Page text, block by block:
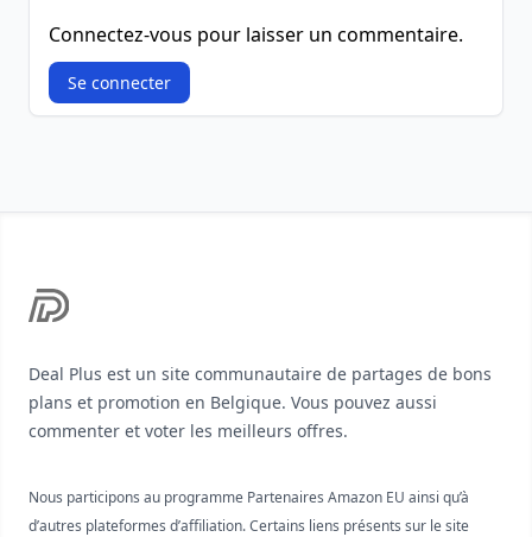
Connectez-vous pour laisser un commentaire.
Se connecter
Deal Plus est un site communautaire de partages de bons
plans et promotion en Belgique. Vous pouvez aussi
commenter et voter les meilleurs offres.
Nous participons au programme Partenaires Amazon EU ainsi qu’à
d’autres plateformes d’affiliation. Certains liens présents sur le site